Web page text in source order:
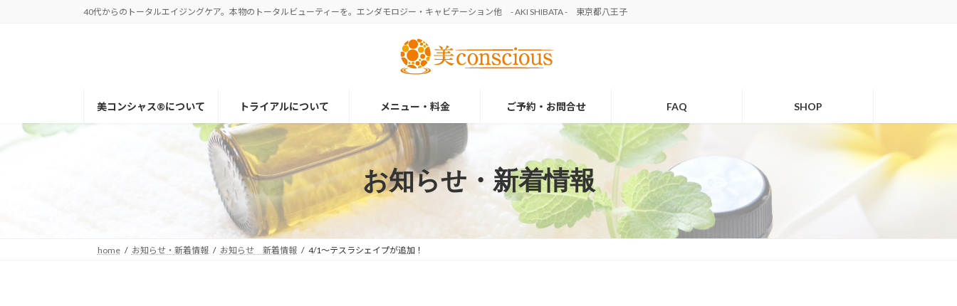
40代からのトータルエイジングケア。本物のトータルビューティーを。エンダモロジー・キャビテーション他 - AKI SHIBATA - 東京都八王子
美コンシャス®について トライアルについて メニュー・料金 ご予約・お問合せ FAQ SHOP
お知らせ・新着情報
home お知らせ・新着情報 お知らせ 新着情報 4/1〜テスラシェイプが追加！